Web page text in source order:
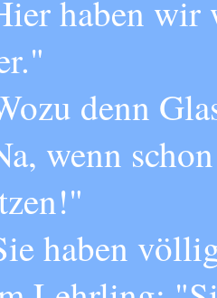
haben wir
denn
wenn
haben